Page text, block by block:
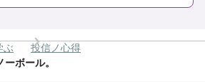
ぶ
投信ノ心得
ボール。